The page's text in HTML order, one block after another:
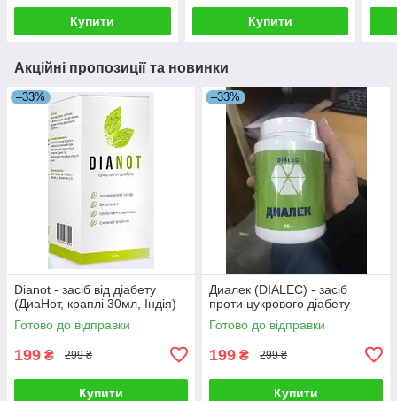
Купити Купити
Акційні пропозиції та новинки
–33%
Dianot - засіб від діабету
(ДиаНот, краплі 30мл, Індія)
Готово до відправки
199 ₴ 299 ₴
Купити
–33%
Диалек (DIALEC) - засіб
проти цукрового діабету
Готово до відправки
199 ₴ 299 ₴
Купити